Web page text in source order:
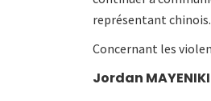
représentant chinois.
Concernant les
Jordan